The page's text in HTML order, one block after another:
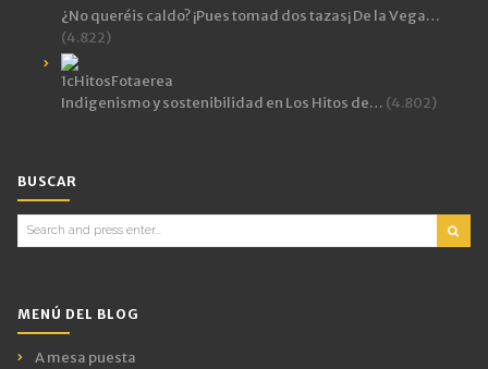
¿No queréis caldo? ¡Pues tomad dos tazas¡ De la Vega…
(4.822)
Indigenismo y sostenibilidad en Los Hitos de… (4.802)
BUSCAR
Search
for:
MENÚ DEL BLOG
A mesa puesta